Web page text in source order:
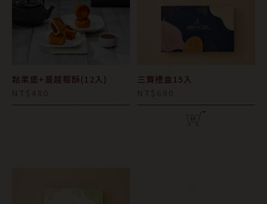
鬆果堡+蔓越莓酥(12入)
三寶禮盒15入